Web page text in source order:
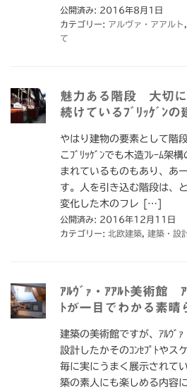
公開済み: 2016年8月1日
カテゴリー: アルヴァ・アアルト
て
魅力ある階段 大切
続けているﾌﾞﾘｯｹﾞﾝ
やはり建物の要素として階
こﾌﾞﾘｯｹﾞﾝでも木造ﾌﾚｰﾑ架
まれているものもあり、あ
す。人を引き込む階段は、
変化した木のフレ […]
公開済み: 2016年12月11日
カテゴリー: 北欧建築 建築・設
ｱﾙｳﾞｧ・ｱｱﾙﾄ美術館 ｱ
ﾄが一目でわかる素晴
建築の美術館ですが、ｱﾙｳﾞ
設計したかそのｺﾝｾﾌﾟﾄやス
毎に実にうまく展示されて
築の素人にも楽しめる内容